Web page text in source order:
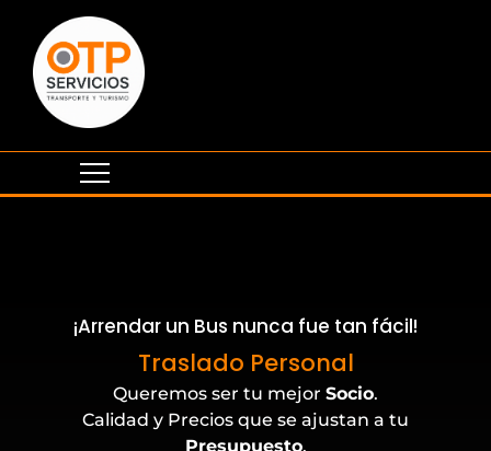
¡Arrendar un Bus nunca fue tan fácil!
Traslado Personal
Eventos Corporativos
Queremos ser tu mejor Socio.
Calidad y Precios que se ajustan a tu
Presupuesto.